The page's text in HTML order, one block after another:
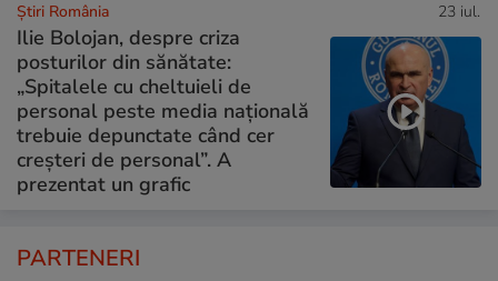
Știri România 23 iul.
Ilie Bolojan, despre criza
posturilor din sănătate:
„Spitalele cu cheltuieli de
personal peste media națională
trebuie depunctate când cer
creșteri de personal”. A
prezentat un grafic
PARTENERI